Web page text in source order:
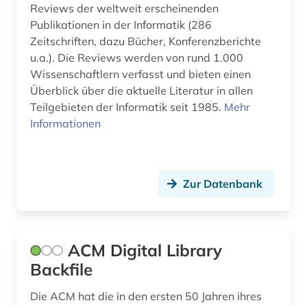
din-norm (1)
discovery service (1)
discovery system (1)
dokumentenserver (2)
e-book (1)
edition (2)
edv-recht (1)
Reviews der weltweit erscheinenden
Publikationen in der Informatik (286
Zeitschriften, dazu Bücher, Konferenzberichte
u.a.). Die Reviews werden von rund 1.000
Wissenschaftlern verfasst und bieten einen
Überblick über die aktuelle Literatur in allen
Teilgebieten der Informatik seit 1985. Mehr
Informationen
Zur Datenbank
ACM Digital Library
Backfile
Die ACM hat die in den ersten 50 Jahren ihres